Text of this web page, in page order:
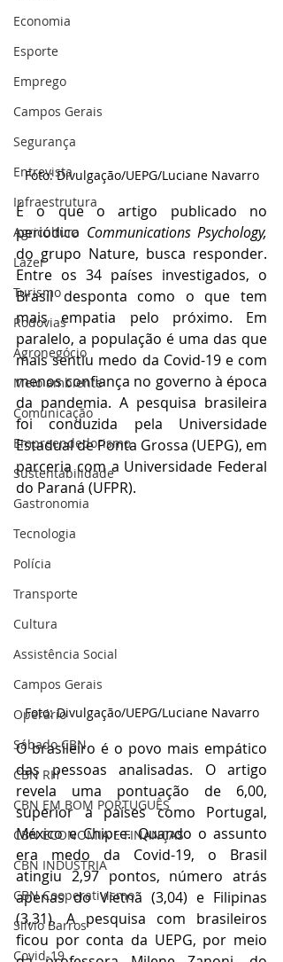
Economia
Esporte
Emprego
Campos Gerais
Segurança
Entrevista
Infraestrutura
Agricultura
Lazer
Turismo
Rodovias
Agronegócio
Meio ambiente
Comunicação
Empreendedorismo
Sustentabilidade
Gastronomia
Tecnologia
Polícia
Transporte
Cultura
Assistência Social
Campos Gerais
Operário
Sábado CBN
CBN RH
CBN EM BOM PORTUGUÊS
CBN ECONOMIA E FINANÇAS
CBN INDÚSTRIA
CBN Cooperativismo
Silvio Barros
Covid-19
Foto: Divulgação/UEPG/Luciane Navarro
É o que o artigo publicado no
periódico Communications Psychology,
do grupo Nature, busca responder.
Entre os 34 países investigados, o
Brasil desponta como o que tem
mais empatia pelo próximo. Em
paralelo, a população é uma das que
mais sentiu medo da Covid-19 e com
menos confiança no governo à época
da pandemia. A pesquisa brasileira
foi conduzida pela Universidade
Estadual de Ponta Grossa (UEPG), em
parceria com a Universidade Federal
do Paraná (UFPR).
Foto: Divulgação/UEPG/Luciane Navarro
O brasileiro é o povo mais empático
das pessoas analisadas. O artigo
revela uma pontuação de 6,00,
superior a países como Portugal,
México e Chipre. Quando o assunto
era medo da Covid-19, o Brasil
atingiu 2,97 pontos, número atrás
apenas do Vietnã (3,04) e Filipinas
(3,31). A pesquisa com brasileiros
ficou por conta da UEPG, por meio